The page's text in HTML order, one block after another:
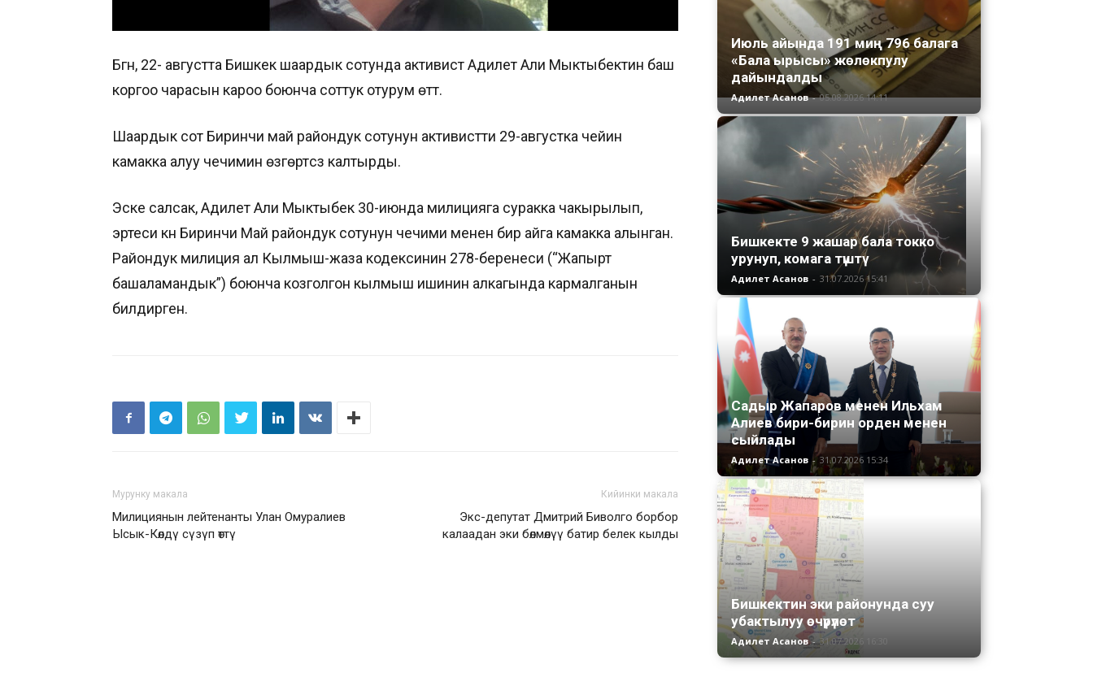
Бүгүн, 22- августта Бишкек шаардык сотунда активист Адилет Али Мыктыбектин баш
коргоо чарасын кароо боюнча соттук отурум өттү.
Шаардык сот Биринчи май райондук сотунун активистти 29-августка чейин
камакка алуу чечимин өзгөртүүсүз калтырды.
Эске салсак, Адилет Али Мыктыбек 30-июнда милицияга суракка чакырылып,
эртеси күнү Биринчи Май райондук сотунун чечими менен бир айга камакка алынган.
Райондук милиция ал Кылмыш-жаза кодексинин 278-беренеси (“Жапырт
башаламандык”) боюнча козголгон кылмыш ишинин алкагында кармалганын
билдирген.
Мурунку макала
Милициянын лейтенанты Улан Омуралиев
Ысык-Көлдү сүзүп өттү
Кийинки макала
Экс-депутат Дмитрий Биволго борбор
калаадан эки бөлмөлүү батир белек кылды
Июль айында 191 миң 796 балага
«Бала ырысы» жөлөкпулу
дайындалды
Адилет Асанов - 05.08.2026 14:11
Бишкекте 9 жашар бала токко
урунуп, комага түштү
Адилет Асанов - 31.07.2026 15:41
Садыр Жапаров менен Ильхам
Алиев бири-бирин орден менен
сыйлады
Адилет Асанов - 31.07.2026 15:34
Бишкектин эки районунда суу
убактылуу өчүрүлөт
Адилет Асанов - 31.07.2026 16:30